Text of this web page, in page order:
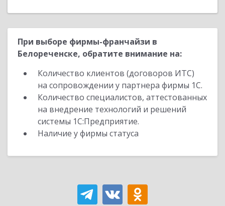
При выборе фирмы-франчайзи в
Белореченске, обратите внимание на:
Количество клиентов (договоров ИТС)
на сопровождении у партнера фирмы 1С.
Количество специалистов, аттестованных
на внедрение технологий и решений
системы 1С:Предприятие.
Наличие у фирмы статуса